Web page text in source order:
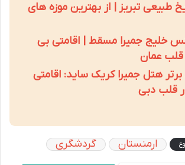
طبیعی تبریز | از بهترین موزه های
خلیج جمیرا مسقط | اقامتی بی
قلب عمان
برتر هتل جمیرا کریک ساید: اقامتی
قلب دبی
ارمنستان گردشگری